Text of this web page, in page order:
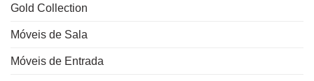
Gold Collection
Móveis de Sala
Móveis de Entrada